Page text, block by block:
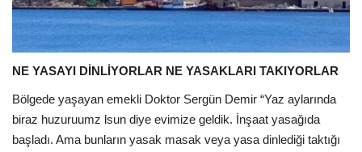
NE YASAYI DİNLİYORLAR NE YASAKLARI TAKIYORLAR
Bölgede yaşayan emekli Doktor Sergün Demir “Yaz aylarında
biraz huzuruumz lsun diye evimize geldik. İnşaat yasağıda
başladı. Ama bunların yasak masak veya yasa dinlediği taktığı